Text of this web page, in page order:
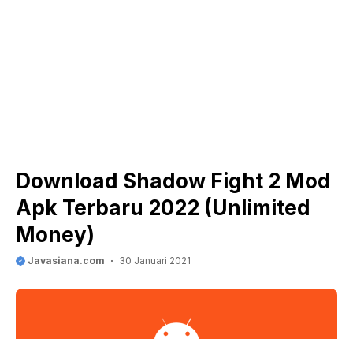
Download Shadow Fight 2 Mod
Apk Terbaru 2022 (Unlimited
Money)
Javasiana.com 30 Januari 2021